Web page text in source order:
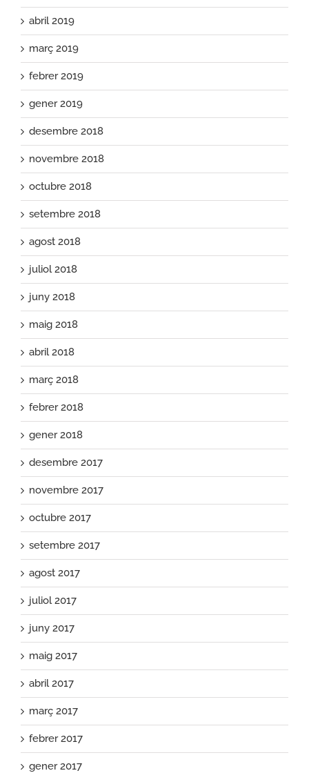
abril 2019
març 2019
febrer 2019
gener 2019
desembre 2018
novembre 2018
octubre 2018
setembre 2018
agost 2018
juliol 2018
juny 2018
maig 2018
abril 2018
març 2018
febrer 2018
gener 2018
desembre 2017
novembre 2017
octubre 2017
setembre 2017
agost 2017
juliol 2017
juny 2017
maig 2017
abril 2017
març 2017
febrer 2017
gener 2017